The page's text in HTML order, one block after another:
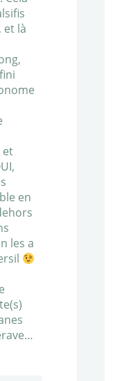
et là
et
en
les a